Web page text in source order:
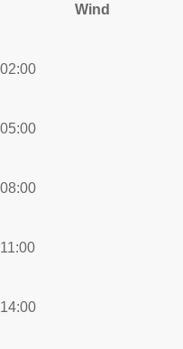
Wind
02:00
05:00
08:00
11:00
14:00